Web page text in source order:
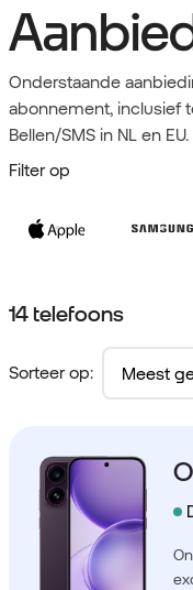
Onderstaande
abonnement, inclusief
Bellen/SMS in NL en EU.
Filter op
14 telefoons
Sorteer op: